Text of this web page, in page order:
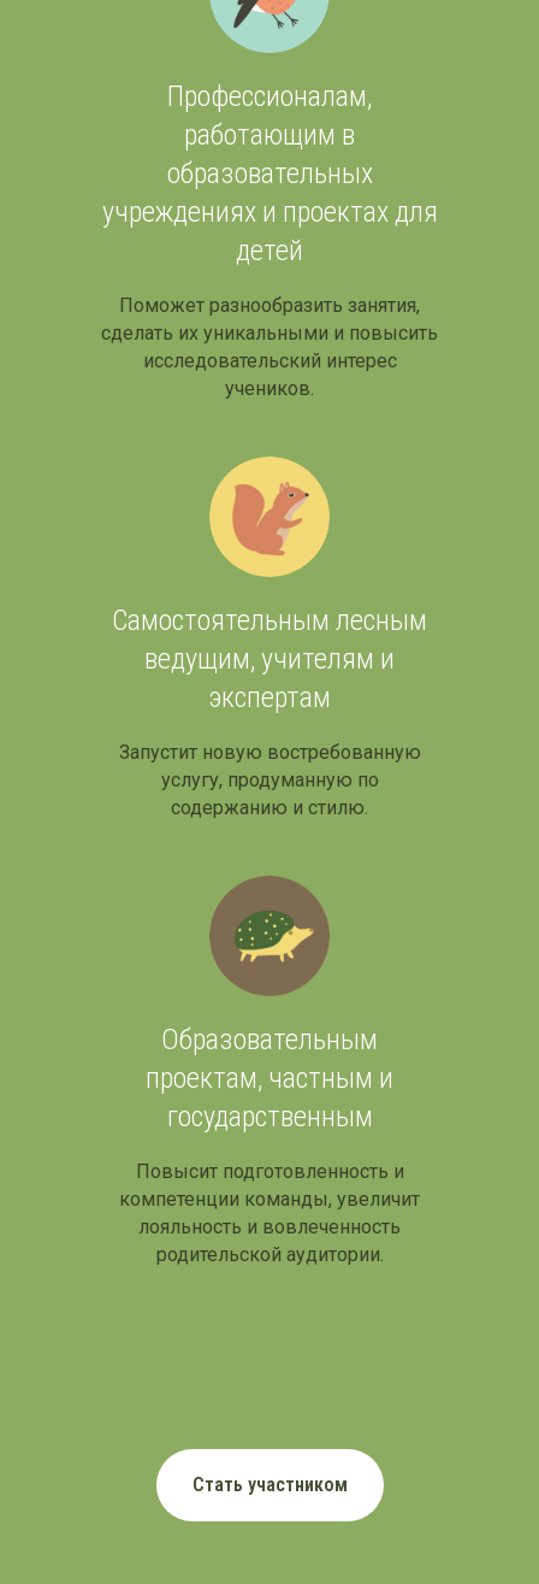
Профессионалам,
работающим в
образовательных
учреждениях и проектах для
детей
Поможет разнообразить занятия,
сделать их уникальными и повысить
исследовательский интерес
учеников.
Самостоятельным лесным
ведущим, учителям и
экспертам
Запустит новую востребованную
услугу, продуманную по
содержанию и стилю.
Образовательным
проектам, частным и
государственным
Повысит подготовленность и
компетенции команды, увеличит
лояльность и вовлеченность
родительской аудитории.
Стать участником